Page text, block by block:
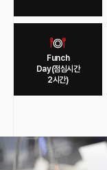
적응하고 성과를 창출할 수
SEO도 세부적 영역이 나뉘
SEO Consultant
Funch
Day(점심시간
2시간)